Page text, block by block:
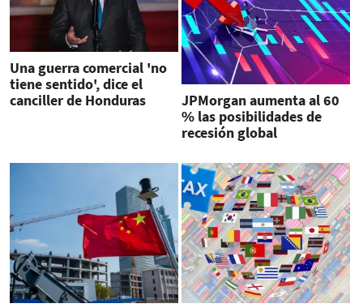
Una guerra comercial 'no
tiene sentido', dice el
canciller de Honduras
JPMorgan aumenta al 60
% las posibilidades de
recesión global